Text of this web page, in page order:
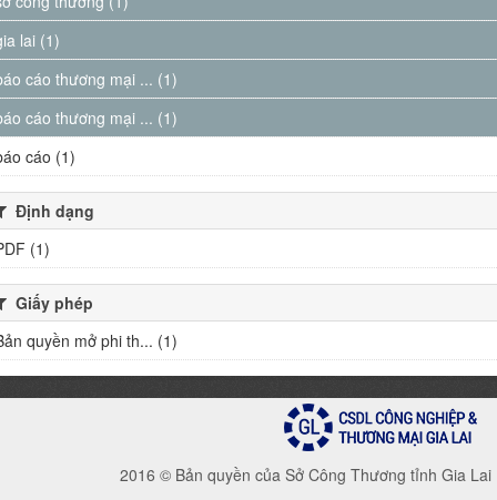
lai (1)
cáo thương mại ... (1)
cáo thương mại ... (1)
cáo (1)
Định dạng
(1)
Giấy phép
quyền mở phi th... (1)
2016 © Bản quyền của Sở Công Thương tỉnh Gia Lai